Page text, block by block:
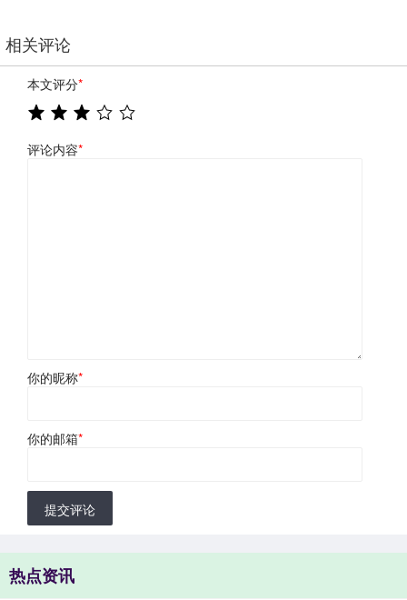
相关评论
本文评分*
评论内容*
你的昵称*
你的邮箱*
提交评论
热点资讯